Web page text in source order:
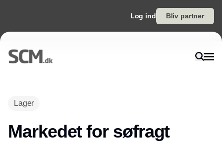
Log ind Bliv partner
Lager
Markedet for søfragt